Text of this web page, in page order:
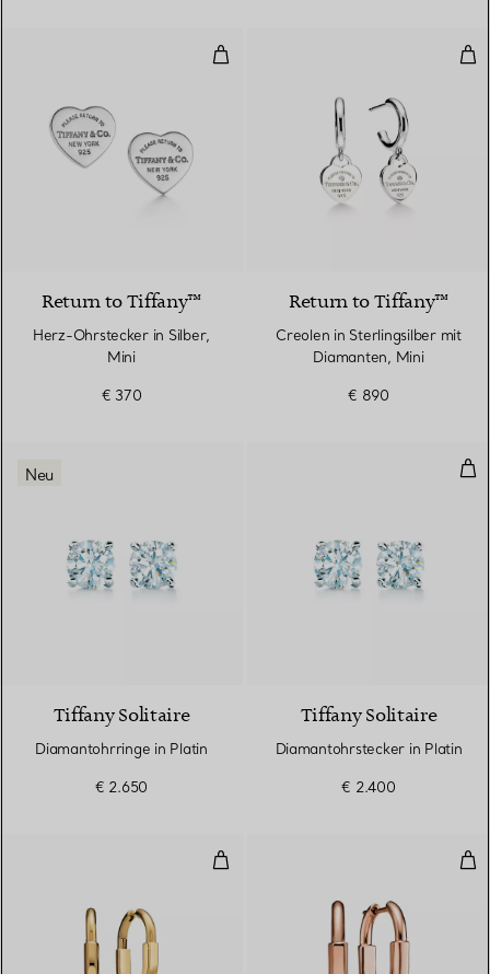
Herz-Ohrstecker in Silber, Mini
Return to Tiffany™
Herz-Ohrstecker in Silber,
Mini
€ 370
Return to Tiffany™
Creolen in Sterlingsilber mit
Diamanten, Mini
€ 890
Neu
Tiffany Solitaire
Diamantohrringe in Platin
€ 2.650
Tiffany Solitaire
Diamantohrstecker in Platin
€ 2.400
Ohrringe in Gelbgold, Medium